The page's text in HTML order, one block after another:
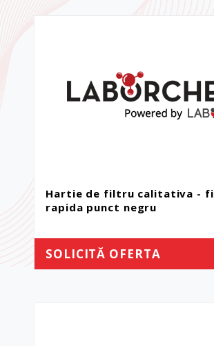
Hartie de filtru calitativa -
rapida punct negru
SOLICITĂ OFERTA